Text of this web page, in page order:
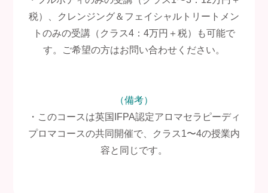
税）、クレンジング＆フェイシャルトリートメン
トのみの受講（クラス4：4万円＋税）も可能で
す。ご希望の方はお問い合わせください。
（備考）
・このコースは英国IFPA認定アロマセラピーディ
プロマコースの共同開催で、クラス1〜4の授業内
容と同じです。